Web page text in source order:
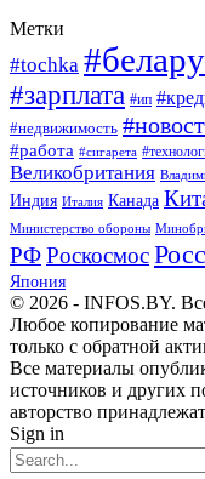
Метки
#tochka
#зарплата #ип
#недвижимость
#работа #сигарета
Великобритания
Индия Италия Канада
Министерство обороны
РФРоскосмос
Япония
© 2026 - INFOS.BY.
Любое копирование
только с обратной
Все материалы
источников и других
авторство
Sign in